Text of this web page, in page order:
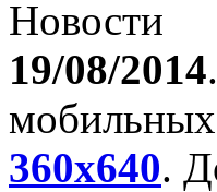
Новости
19/08/2014
мобильных
360x640.